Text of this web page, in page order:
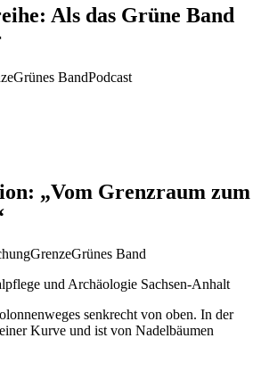
Als das Grüne Band
Grünes BandPodcast
„Vom Grenzraum zum
GrenzeGrünes Band
und Archäologie Sachsen-Anhalt